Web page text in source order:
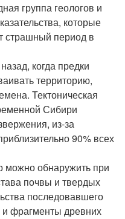
группа геологов и
которые
страшный период в
когда предки
территорию,
Тектоническая
Сибири
из-за
90% всех
можно обнаружить при
почвы и твердых
последовавшего
фрагменты древних